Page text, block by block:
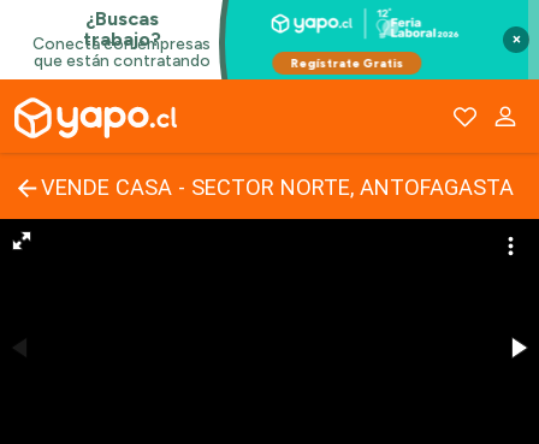
×
VENDE CASA - SECTOR NORTE, ANTOFAGASTA